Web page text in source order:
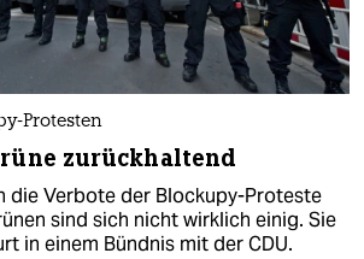
Protesten
zurückhaltend
die Verbote der Blockupy-Proteste
sind sich nicht wirklich einig. Sie
in einem Bündnis mit der CDU.